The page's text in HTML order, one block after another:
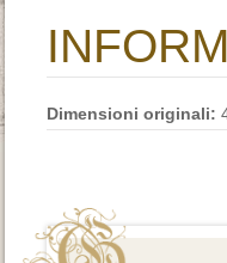
Dimensioni originali: